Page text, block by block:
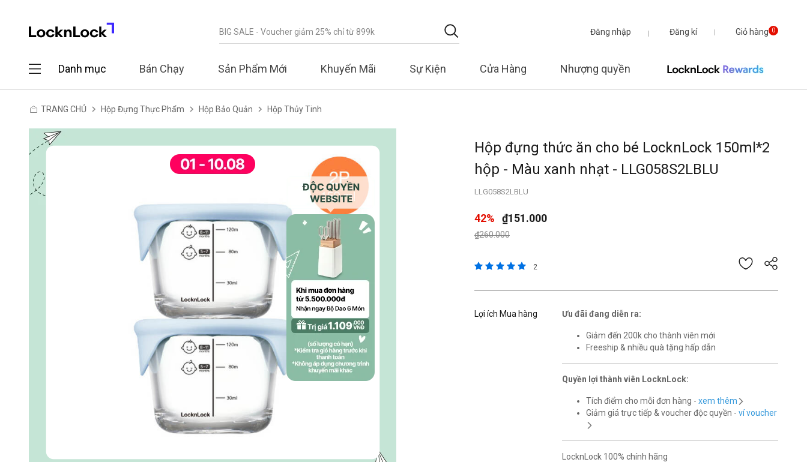
Đăng nhập Đăng kí Giỏ hàng 0
Danh mục Bán Chạy Sản Phẩm Mới Khuyến Mãi Sự Kiện Cửa Hàng Nhượng quyền
TRANG CHỦ Hộp Đựng Thực Phẩm Hộp Bảo Quản Hộp Thủy Tinh
Hộp đựng thức ăn cho bé LocknLock 150ml*2
hộp - Màu xanh nhạt - LLG058S2LBLU
LLG058S2LBLU
42% ₫151.000
Giá giảm xuống từ
₫260.000đến
3,5 trên đánh giá của 5 khách hàng
2
Lợi ích Mua hàng Ưu đãi đang diễn ra:
Giảm đến 200k cho thành viên mới
Freeship & nhiều quà tặng hấp dẫn
Quyền lợi thành viên LocknLock:
Tích điểm cho mỗi đơn hàng - xem thêm
Giảm giá trực tiếp & voucher độc quyền - ví voucher
LocknLock 100% chính hãng